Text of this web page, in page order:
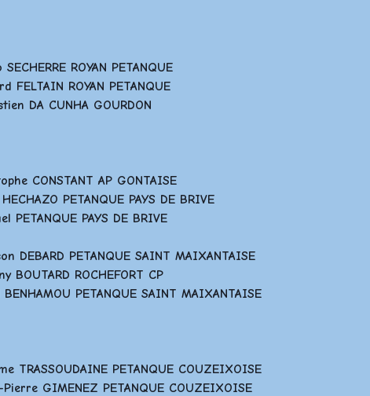
ROYAN PETANQUE
FELTAIN ROYAN PETANQUE
DA CUNHA GOURDON
CONSTANT AP GONTAISE
PETANQUE PAYS DE BRIVE
PETANQUE PAYS DE BRIVE
DEBARD PETANQUE SAINT MAIXANTAISE
BOUTARD ROCHEFORT CP
PETANQUE SAINT MAIXANTAISE
TRASSOUDAINE PETANQUE COUZEIXOISE
GIMENEZ PETANQUE COUZEIXOISE